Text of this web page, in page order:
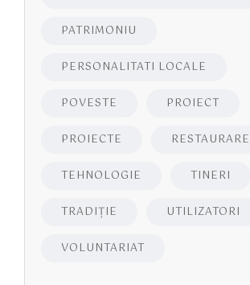
PATRIMONIU
PERSONALITATI LOCALE
POVESTE PROIECT
PROIECTE RESTAURARE
TEHNOLOGIE TINERI
TRADIȚIE UTILIZATORI
VOLUNTARIAT